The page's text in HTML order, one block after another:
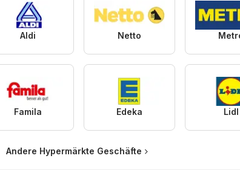
Aldi Netto
Famila Edeka Lidl
Andere Hypermärkte Geschäfte